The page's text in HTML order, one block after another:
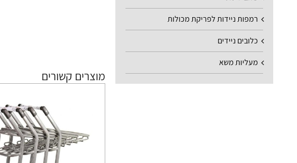
מוצרים קשורים
רמפות ניידות לפריקת מכולות
כלובים ניידים
מעליות משא